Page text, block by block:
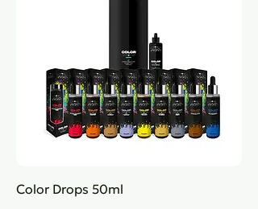
Color Drops 50ml